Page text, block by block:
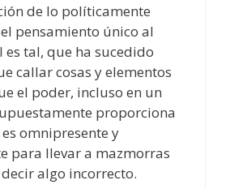
de lo políticamente
pensamiento único al
es tal, que ha sucedido
callar cosas y elementos
el poder, incluso en un
proporciona
omnipresente y
para llevar a mazmorras
algo incorrecto.